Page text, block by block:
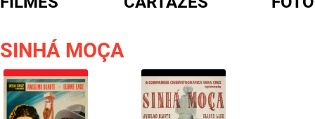
SINHÁ MOÇAFORMULÁRIO DE BUSCA